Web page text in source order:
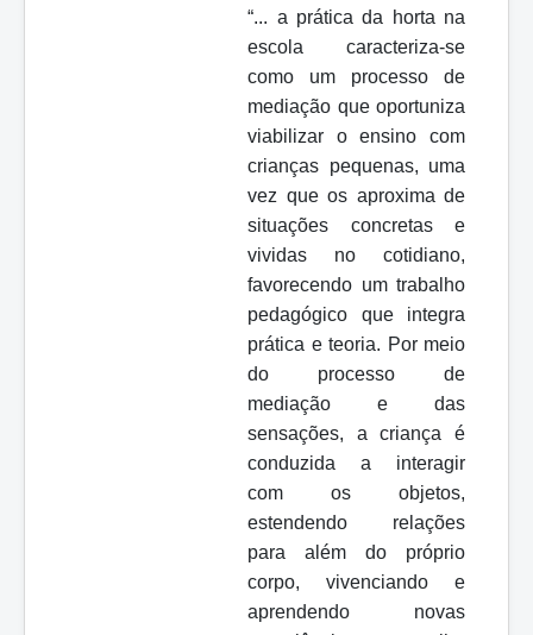
“... a prática da horta na
escola caracteriza-se
como um processo de
mediação que oportuniza
viabilizar o ensino com
crianças pequenas, uma
vez que os aproxima de
situações concretas e
vividas no cotidiano,
favorecendo um trabalho
pedagógico que integra
prática e teoria. Por meio
do processo de
mediação e das
sensações, a criança é
conduzida a interagir
com os objetos,
estendendo relações
para além do próprio
corpo, vivenciando e
aprendendo novas